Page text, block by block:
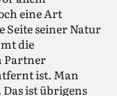
eine Art
Seite seiner Natur
die
Partner
ist. Man
ist übrigens